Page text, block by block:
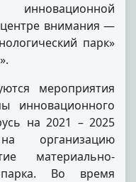
внимания —
парк»
мероприятия
инновационного
на 2021 – 2025
организацию
материально-
Во время